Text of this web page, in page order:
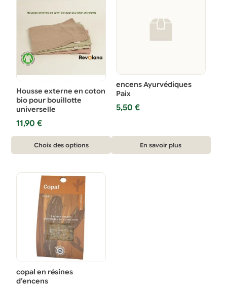
page
du
produit
Housse externe en coton
bio pour bouillotte
universelle
11,90€
Choix des options
produit
plusieurs
variations.
options
peuvent
choisies
sur
encens Ayurvédiques
Paix
5,50 €
En savoir plus
copal en résines
d’encens